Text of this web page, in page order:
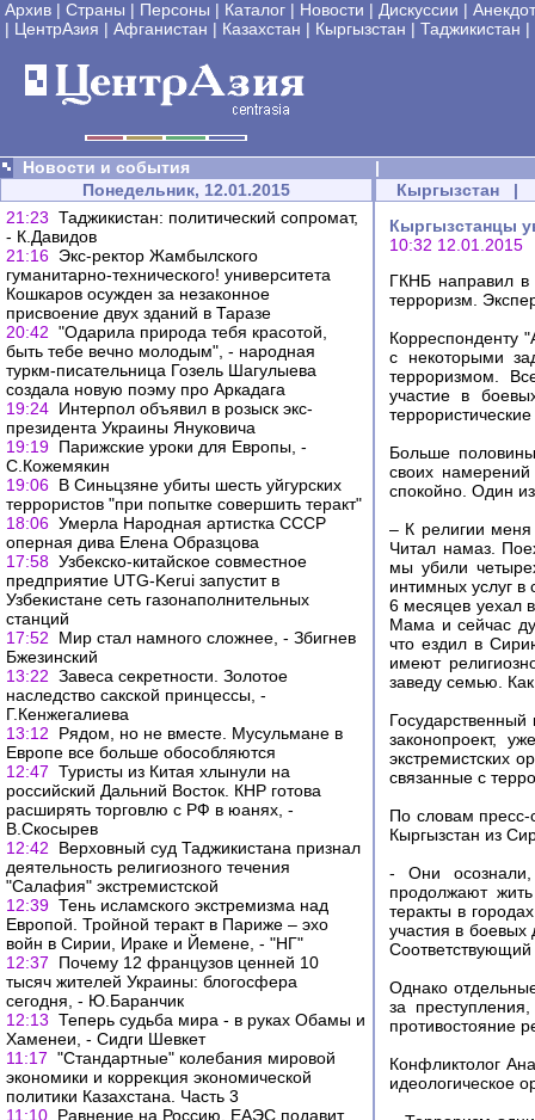
Архив | Страны | Персоны | Каталог | Новости | Дискуссии |
| ЦентрАзия | Афганистан | Казахстан | Кыргызстан | Таджикистан |
Новости и события
|
Понедельник, 12.01.2015
21:23 Таджикистан: политический сопромат,
- К.Давидов
21:16 Экс-ректор Жамбылского
гуманитарно-технического! университета
Кошкаров осужден за незаконное
присвоение двух зданий в Таразе
20:42 "Одарила природа тебя красотой,
быть тебе вечно молодым", - народная
туркм-писательница Гозель Шагулыева
создала новую поэму про Аркадага
19:24 Интерпол объявил в розыск экс-
президента Украины Януковича
19:19 Парижские уроки для Европы, -
С.Кожемякин
19:06 В Синьцзяне убиты шесть уйгурских
террористов "при попытке совершить теракт"
18:06 Умерла Народная артистка СССР
оперная дива Елена Образцова
17:58 Узбекско-китайское совместное
предприятие UTG-Kerui запустит в
Узбекистане сеть газонаполнительных
станций
17:52
Мир стал намного сложнее, - Збигнев
Бжезинский
13:22 Завеса секретности. Золотое
наследство сакской принцессы, -
Г.Кенжегалиева
13:12
Рядом, но не вместе. Мусульмане в
Европе все больше обособляются
12:47 Туристы из Китая хлынули на
российский Дальний Восток. КНР готова
расширять торговлю с РФ в юанях, -
В.Скосырев
12:42
Верховный суд Таджикистана признал
деятельность религиозного течения
"Салафия" экстремистской
12:39 Тень исламского экстремизма над
Европой. Тройной теракт в Париже – эхо
войн в Сирии, Ираке и Йемене, - "НГ"
12:37
Почему 12 французов ценней 10
тысяч жителей Украины: блогосфера
сегодня, - Ю.Баранчик
12:13 Теперь судьба мира - в руках Обамы и
Хаменеи, - Сидги Шевкет
11:17 "Стандартные" колебания мировой
экономики и коррекция экономической
политики Казахстана. Часть 3
11:10 Равнение на Россию. ЕАЭС подавит
Кыргызстан |
Кыргызстанцы
10:32 12.01.2015
ГКНБ направил в
терроризм.
Корреспонденту
с некоторыми
терроризмом.
участие в
Больше
своих
спокойно. Один
– К религии
Читал намаз.
мы убили
интимных услуг
6 месяцев уехал
Мама и сейчас
что ездил в
имеют
заведу семью.
законопроект,
экстремистских
связанные с
По словам пресс-
Кыргызстан из
- Они
продолжают
теракты в
участия в боевых
Соответствующий
Однако
за
противостояние
Конфликтолог
идеологическое